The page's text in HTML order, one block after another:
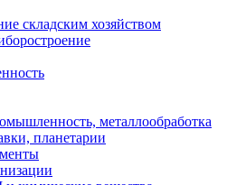
складским хозяйством
металлообработка
планетарии